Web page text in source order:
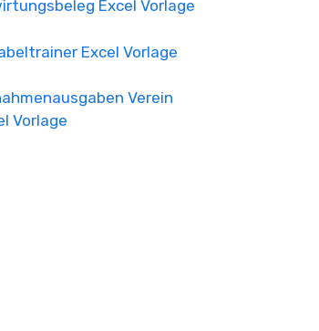
Excel Vorlage
Excel Vorlage
Verein
Vorlage